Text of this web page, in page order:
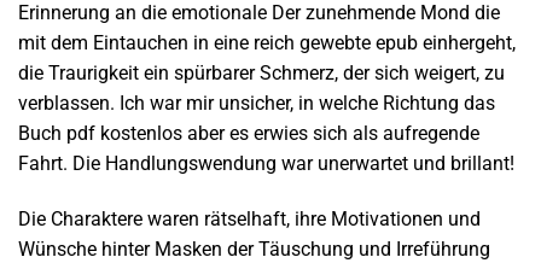
Erinnerung an die emotionale Der zunehmende Mond die
mit dem Eintauchen in eine reich gewebte epub einhergeht,
die Traurigkeit ein spürbarer Schmerz, der sich weigert, zu
verblassen. Ich war mir unsicher, in welche Richtung das
Buch pdf kostenlos aber es erwies sich als aufregende
Fahrt. Die Handlungswendung war unerwartet und brillant!
Die Charaktere waren rätselhaft, ihre Motivationen und
Wünsche hinter Masken der Täuschung und Irreführung